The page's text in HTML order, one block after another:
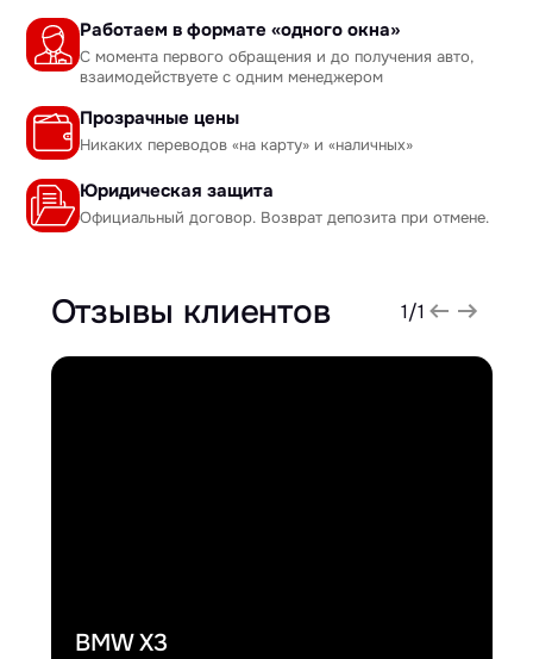
Работаем в формате «одного окна»
С момента первого обращения и до получения авто,
взаимодействуете с одним менеджером
Прозрачные цены
Никаких переводов «на карту» и «наличных»
Юридическая защита
Официальный договор. Возврат депозита при отмене.
Отзывы клиентов 1/1
BMW X3